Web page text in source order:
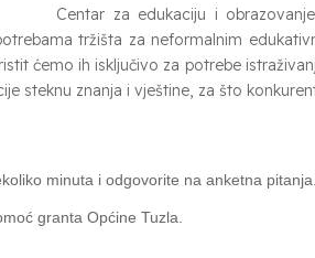
Centar za edukaciju i
tržišta za neformalnim
ćemo ih isključivo za potrebe
steknu znanja i vještine, za što
minuta i odgovorite na anketna
granta Općine Tuzla.